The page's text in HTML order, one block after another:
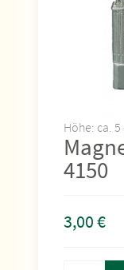
Höhe: ca. 5
4150
3,00€